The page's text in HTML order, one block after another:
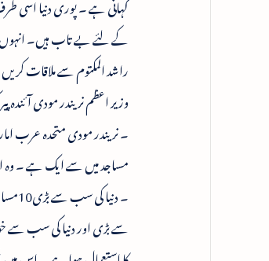
کے لئے بے تاب ہیں۔ انہوں
راشد المکتوم سے ملاقات
وزیر اعظم نریندر مودی
مساجد میں سے ایک ہے ۔ وہ
۔
سے بڑی اور دنیا کی سب سے